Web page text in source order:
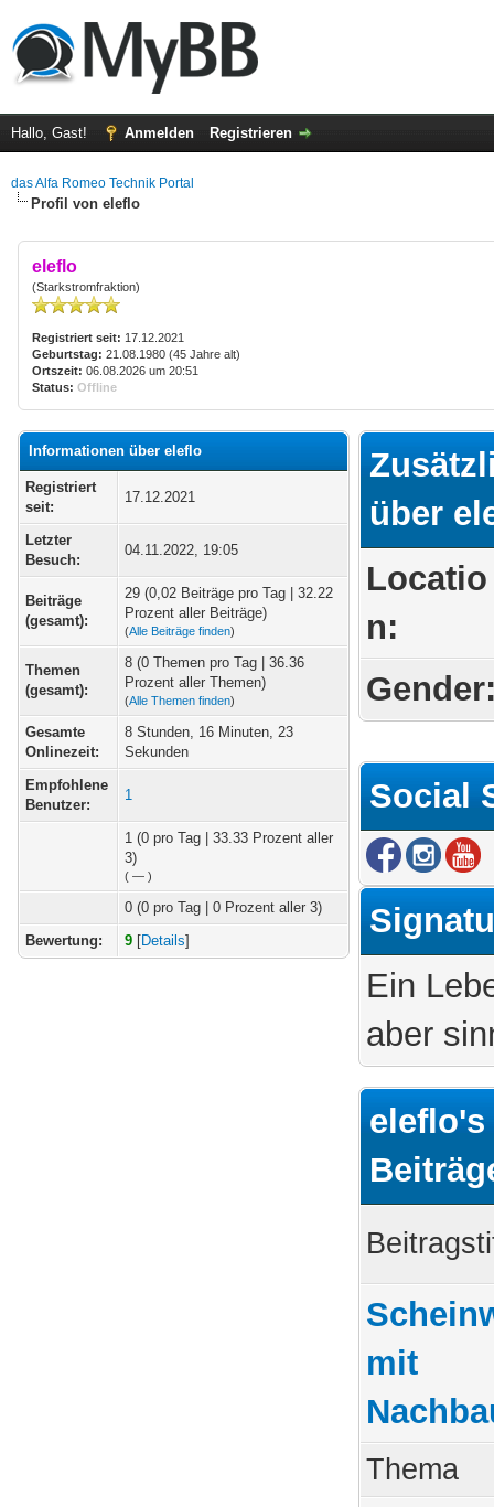
Hallo, Gast! Anmelden Registrieren
das Alfa Romeo Technik Portal
Profil von eleflo
eleflo
(Starkstromfraktion)
Registriert seit: 17.12.2021
Geburtstag: 21.08.1980 (45 Jahre alt)
Ortszeit: 06.08.2026 um 20:51
Status: Offline
Informationen über eleflo
Registriert
seit:
17.12.2021
Letzter
Besuch:
04.11.2022, 19:05
Beiträge
(gesamt):
29 (0,02 Beiträge pro Tag | 32.22
Prozent aller Beiträge)
(Alle Beiträge finden)
Themen
(gesamt):
8 (0 Themen pro Tag | 36.36
Prozent aller Themen)
(Alle Themen finden)
Gesamte
Onlinezeit:
8 Stunden, 16 Minuten, 23
Sekunden
Empfohlene
Benutzer:
1
1 (0 pro Tag | 33.33 Prozent aller
3)
( — )
0 (0 pro Tag | 0 Prozent aller 3)
Bewertung:
9 [Details]
über
Locatio
n:
Social
Ein
aber
eleflo's
mit
Thema